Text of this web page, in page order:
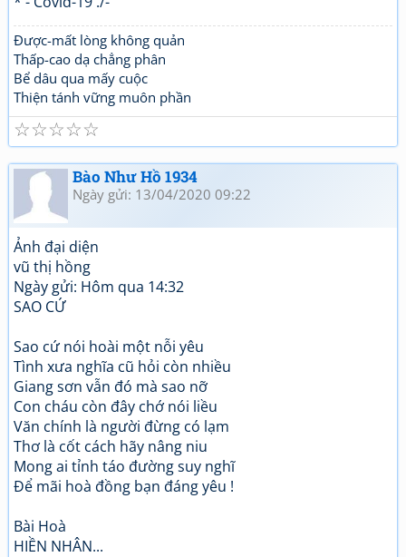
Được-mất lòng không quản
Thấp-cao dạ chẳng phân
Bể dâu qua mấy cuộc
Thiện tánh vững muôn phần
☆
☆
☆
☆
☆
Bào Như Hồ 1934
Ngày gửi: 13/04/2020 09:22
Ảnh đại diện
vũ thị hồng
Ngày gửi: Hôm qua 14:32
SAO CỨ
Sao cứ nói hoài một nỗi yêu
Tình xưa nghĩa cũ hỏi còn nhiều
Giang sơn vẫn đó mà sao nỡ
Con cháu còn đây chớ nói liều
Văn chính là người đừng có lạm
Thơ là cốt cách hãy nâng niu
Mong ai tỉnh táo đường suy nghĩ
Để mãi hoà đồng bạn đáng yêu !
Bài Hoà
HIỀN NHÂN...